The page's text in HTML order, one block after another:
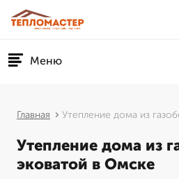
Меню
Главная Утепление дома из
Утепление дома из
эковатой в Омске